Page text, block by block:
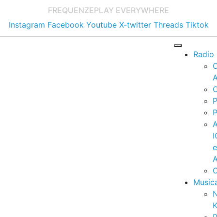
FREQUENZEPLAY EVERYWHERE
Instagram Facebook Youtube X-twitter Threads Tiktok
Radio
e